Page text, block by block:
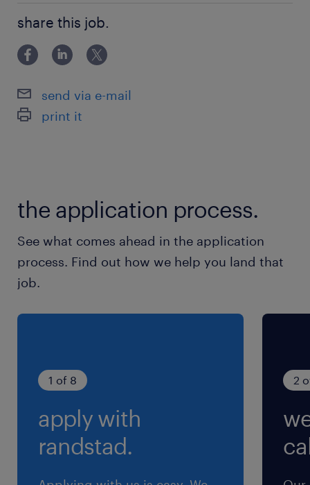
・日本語力ビジネスレベル
■歓迎スキル
・大手上場企業への営業経験
・不動産業界に対するコンサルティング経験
健康保険 厚生年金保険 雇用保険
休日休暇
土曜日 日曜日 祝日
年収800 ～ 1,200万円
賞与
ストックオプション付与あり
雇用期間
期間の定めなし
シンクタンク・業務系コンサルいずれか）のご経験 ・
プロジェクトマネジメントのご経験 ・日本語力ビジネ
スレベル ■歓迎スキル ・顧客の経営層へのソ
share this job.
send via e-mail
print it
the application process.
See what comes ahead in the application
process. Find out how we help you land that
job.
1 of 8
apply with
randstad.
2